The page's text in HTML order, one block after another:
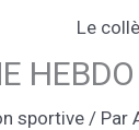
Le
sportive / Par